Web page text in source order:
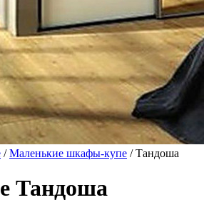
/Маленькие шкафы-купе / Тандоша
Тандоша